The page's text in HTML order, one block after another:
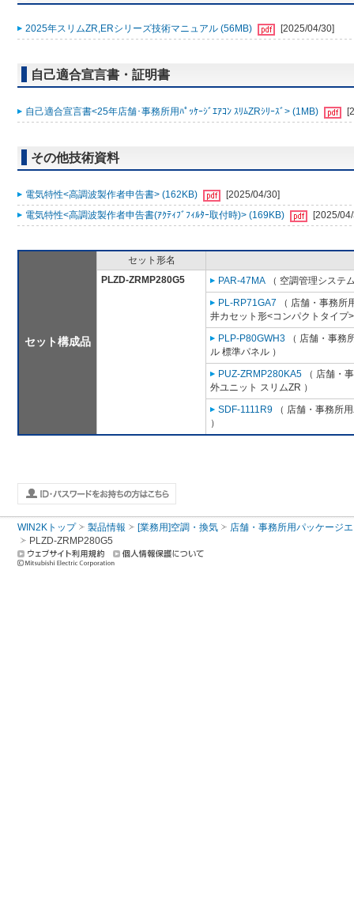
2025年スリムZR,ERシリーズ技術マニュアル (56MB) [2025/04/30]
自己適合宣言書・証明書
自己適合宣言書<25年店舗･事務所用ﾊﾟｯｹｰｼﾞｴｱｺﾝ ｽﾘﾑZRｼﾘｰｽﾞ> (1MB)
その他技術資料
電気特性<高調波製作者申告書> (162KB)
[2025/04/30]
電気特性<高調波製作者申告書(ｱｸﾃｨﾌﾞﾌｨﾙﾀｰ取付時)> (169KB)
[2025/
セット構成品
セット形名
PLZD-ZRMP280G5
PAR-47MA （ 空調管理システ
PL-RP71GA7 （ 店舗・事務所
井カセット形<コンパクトタイプ
PLP-P80GWH3 （ 店舗・事務
ル 標準パネル ）
PUZ-ZRMP280KA5 （ 店舗・
外ユニット スリムZR ）
SDF-1111R9 （ 店舗・事務所
）
WIN2Kトップ 製品情報 [業務用]空調・換気
店舗・事務所用パッケージ
PLZD-ZRMP280G5